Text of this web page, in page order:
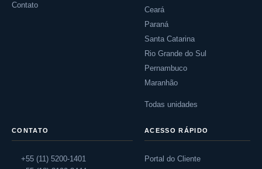
Contato
Ceará
Paraná
Santa Catarina
Rio Grande do Sul
Pernambuco
Maranhão
Todas unidades
CONTATO
+55 (11) 5200-1401
ACESSO RÁPIDO
Portal do Cliente